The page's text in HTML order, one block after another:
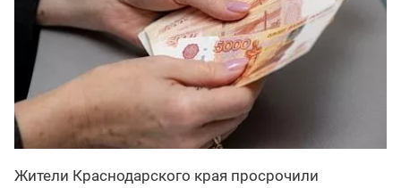
Жители Краснодарского края просрочили